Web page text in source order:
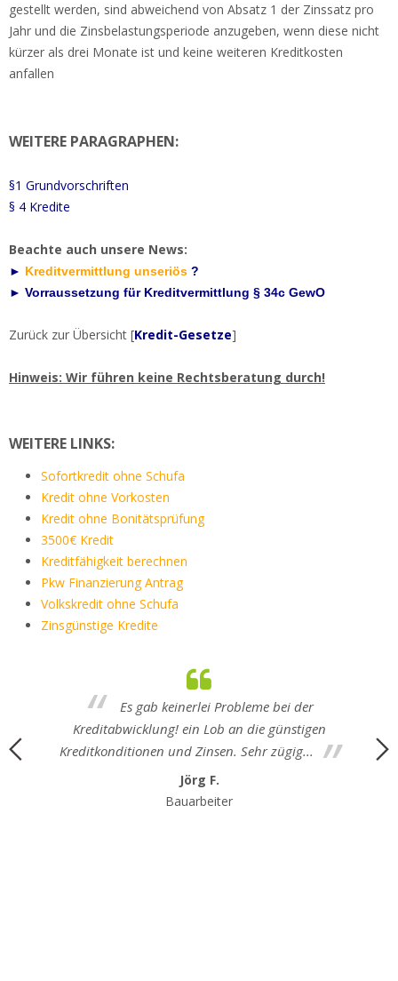
gestellt werden, sind abweichend von Absatz 1 der Zinssatz pro
Jahr und die Zinsbelastungsperiode anzugeben, wenn diese nicht
kürzer als drei Monate ist und keine weiteren Kreditkosten
anfallen
WEITERE PARAGRAPHEN:
§1 Grundvorschriften
§ 4 Kredite
Beachte auch unsere News:
► Kreditvermittlung unseriös ?
► Vorraussetzung für Kreditvermittlung § 34c GewO
Zurück zur Übersicht [Kredit-Gesetze]
Hinweis: Wir führen keine Rechtsberatung durch!
WEITERE LINKS:
Sofortkredit ohne Schufa
Kredit ohne Vorkosten
Kredit ohne Bonitätsprüfung
3500€ Kredit
Kreditfähigkeit berechnen
Pkw Finanzierung Antrag
Volkskredit ohne Schufa
Zinsgünstige Kredite
Es gab keinerlei Probleme bei der
Kreditabwicklung! ein Lob an die günstigen
Kreditkonditionen und Zinsen. Sehr zügig...
Jörg F.
Bauarbeiter